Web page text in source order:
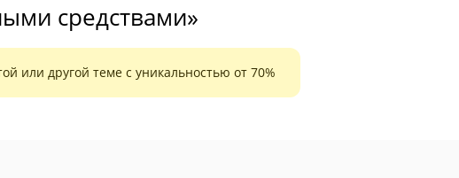
средствами»
или другой теме с уникальностью от 70%